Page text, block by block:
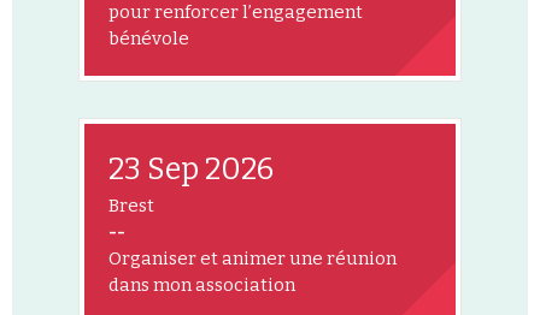
pour renforcer l’engagement
bénévole
23 Sep 2026
Brest
--
Organiser et animer une réunion
dans mon association